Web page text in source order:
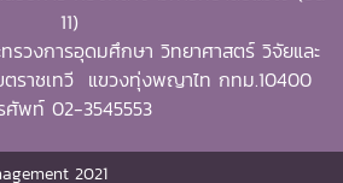
ล ทองมา เป็นศิษย์เก่าของ University
Baños (UPLB) ประเทศฟิลิปปินส์
ะดับปริญญาเอกจาก German
(DAAD)–SEARCA
จาก University of the
11)
รวงการอุดมศึกษา วิทยาศาสตร์ วิจัยและ
ราชเทวี แขวงทุ่งพญาไท กทม.10400
ศัพท์ 02-3545553
2021